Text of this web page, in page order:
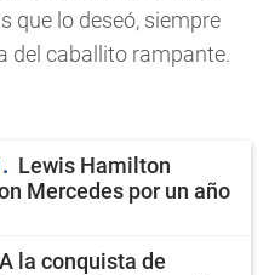
que lo deseó, siempre
del caballito rampante.
Lewis Hamilton
Mercedes por un año
A la conquista de